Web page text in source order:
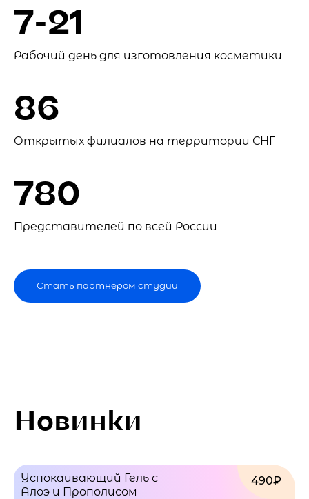
7-21
Рабочий день для изготовления косметики
86
Открытых филиалов на территории СНГ
780
Представителей по всей России
Стать партнёром студии
Новинки
490₽
Успокаивающий Гель с
Алоэ и Прополисом